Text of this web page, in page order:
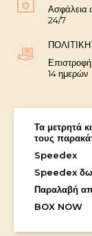
Ασφάλεια
24/7
14 ημερών
Τα μετρητά
τους
Speedex
Speedex
Παραλαβή
BOX NOW